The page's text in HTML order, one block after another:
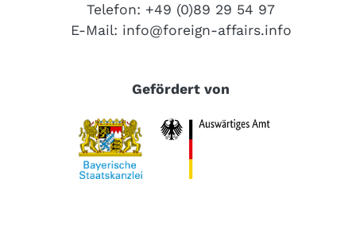
Telefon: +49 (0)89 29 54 97
E-Mail: info@foreign-affairs.info
Gefördert von